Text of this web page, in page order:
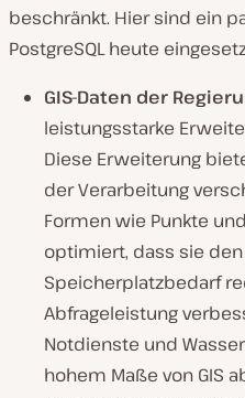
beschränkt. Hier sind ein
PostgreSQL heute
GIS-Daten der
leistungsstarke
Diese Erweiterung
der Verarbeitung
Formen wie Punkte
optimiert, dass sie
Speicherplatzbedarf
Abfrageleistung
Notdienste und
hohem Maße von GIS